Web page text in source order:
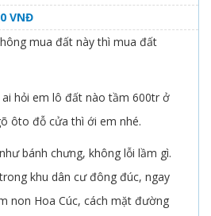
VNĐ
mua đất này thì mua đất
hỏi em lô đất nào tầm 600tr ở
ôto đỗ cửa thì ới em nhé.
bánh chưng, không lỗi lầm gì.
khu dân cư đông đúc, ngay
non Hoa Cúc, cách mặt đường